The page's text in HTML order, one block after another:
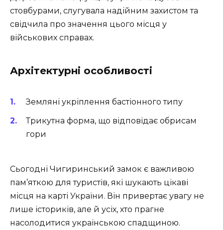
стовбурами, слугувала надійним захистом та
свідчила про значення цього місця у
військових справах.
Архітектурні особливості
Земляні укріплення бастіонного типу
Трикутна форма, що відповідає обрисам
гори
Сьогодні Чигиринський замок є важливою
пам’яткою для туристів, які шукають цікаві
місця на карті України. Він привертає увагу не
лише істориків, але й усіх, хто прагне
насолодитися українською спадщиною.